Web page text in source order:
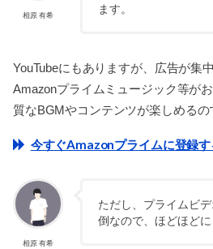
相原 有希
ます。
YouTubeにもありますが、広告が集
Amazonプライムミュージック等が
質なBGMやコンテンツが楽しめるの
今すぐAmazonプライムに登録す
相原 有希
ただし、プライムビ
倒なので、ほどほどに